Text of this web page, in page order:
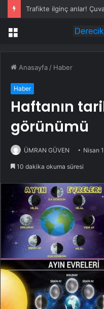
Trafikte ilginç anlar!
Menü
Anasayfa / Haber
Haber
Haftanın
görünümü
ÜMRAN GÜVEN Nisan
10 dakika okuma süresi